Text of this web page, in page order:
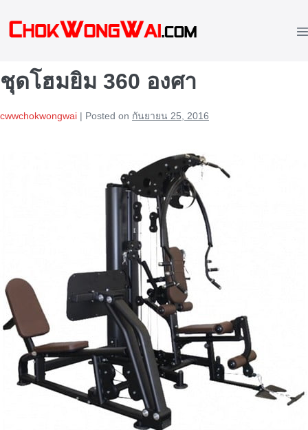
ชุดโฮมยิม 360 องศา
cwwchokwongwai | Posted on กันยายน 25, 2016